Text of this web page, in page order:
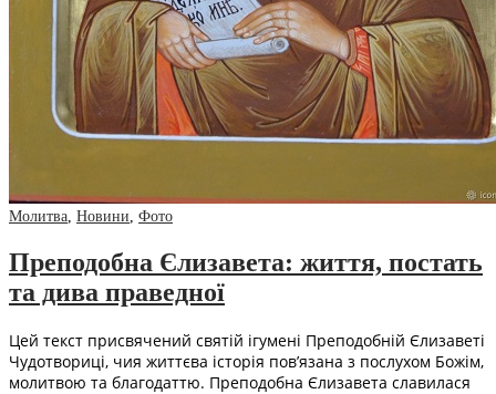
Молитва Новини Фото
Преподобна Єлизавета: життя, постать
та дива праведної
Цей текст присвячений святій ігумені Преподобній Єлизаветі
Чудотвориці, чия життєва історія пов’язана з послухом Божім,
молитвою та благодаттю. Преподобна Єлизавета славилася